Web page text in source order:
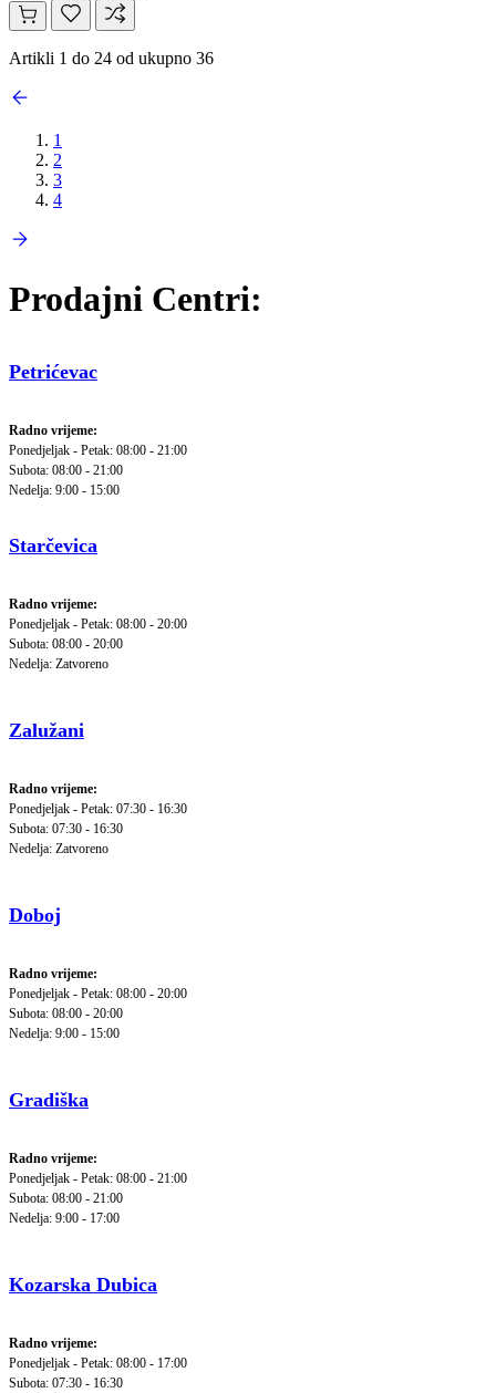
Artikli 1 do 24 od ukupno 36
1
2
3
4
Prodajni Centri:
Petrićevac
Radno vrijeme:
Ponedjeljak - Petak: 08:00 - 21:00
Subota: 08:00 - 21:00
Nedelja: 9:00 - 15:00
Starčevica
Radno vrijeme:
Ponedjeljak - Petak: 08:00 - 20:00
Subota: 08:00 - 20:00
Nedelja: Zatvoreno
Zalužani
Radno vrijeme:
Ponedjeljak - Petak: 07:30 - 16:30
Subota: 07:30 - 16:30
Nedelja: Zatvoreno
Doboj
Radno vrijeme:
Ponedjeljak - Petak: 08:00 - 20:00
Subota: 08:00 - 20:00
Nedelja: 9:00 - 15:00
Gradiška
Radno vrijeme:
Ponedjeljak - Petak: 08:00 - 21:00
Subota: 08:00 - 21:00
Nedelja: 9:00 - 17:00
Kozarska Dubica
Radno vrijeme:
Ponedjeljak - Petak: 08:00 - 17:00
Subota: 07:30 - 16:30